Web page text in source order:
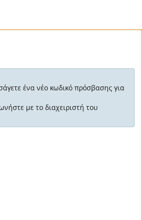
ένα νέο κωδικό πρόσβασης για
με το διαχειριστή του